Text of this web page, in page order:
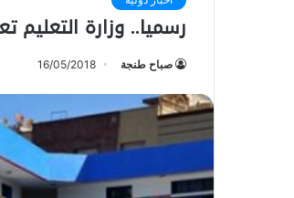
رسميا.. وزارة التعليم
صباح طنجة 16/05/2018